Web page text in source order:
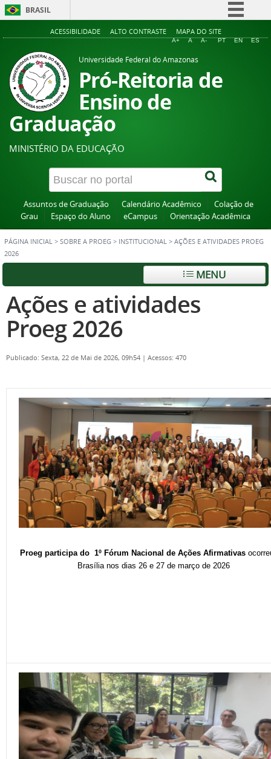
BRASIL
Simplifique!
Acesso à informação
ACESSIBILIDADE ALTO CONTRASTE MAPA DO SITE
A+ A A- PT EN ES
Universidade Federal do Amazonas
Pró-Reitoria de
Ensino de
Graduação
MINISTÉRIO DA EDUCAÇÃO
Assuntos de Graduação Calendário Acadêmico
Colação de
Grau
Espaço do Aluno eCampus Orientação Acadêmica
PÁGINA INICIAL > SOBRE A PROEG > INSTITUCIONAL > AÇÕES E ATIVIDADES PROEG
2026
MENU
Ações e atividades
Proeg 2026
Publicado: Sexta, 22 de Mai de 2026, 09h54 | Acessos: 470
Proeg participa do 1º Fórum Nacional de Ações Afirmativas
Brasília nos dias 26 e 27 de março de 2026